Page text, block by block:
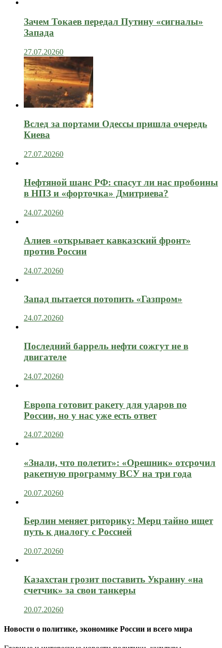
Зачем Токаев передал Путину «сигналы»
Запада
27.07.20260
Вслед за портами Одессы пришла очередь
Киева
27.07.20260
Нефтяной шанс РФ: спасут ли нас пробоины
в НПЗ и «форточка» Дмитриева?
24.07.20260
Алиев «открывает кавказский фронт»
против России
24.07.20260
Запад пытается потопить «Газпром»
24.07.20260
Последний баррель нефти сожгут не в
двигателе
24.07.20260
Европа готовит ракету для ударов по
России, но у нас уже есть ответ
24.07.20260
«Знали, что полетит»: «Орешник» отсрочил
ракетную программу ВСУ на три года
20.07.20260
Берлин меняет риторику: Мерц тайно ищет
путь к диалогу с Россией
20.07.20260
Казахстан грозит поставить Украину «на
счетчик» за свои танкеры
20.07.20260
Новости о политике, экономике России и всего мира